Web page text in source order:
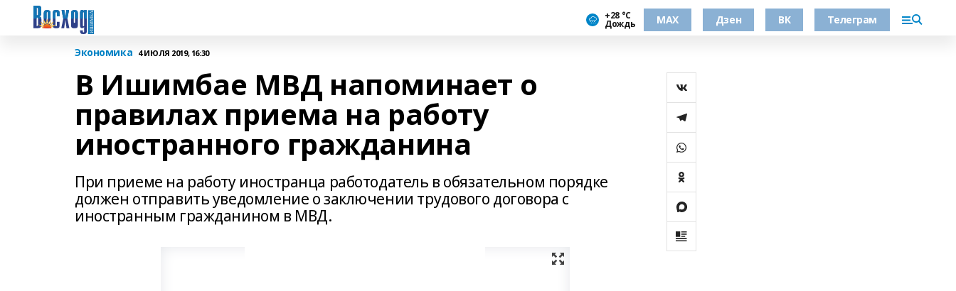
+28 °С
Дождь МАХ Дзен ВК Телеграм
Экономика 4 ИЮЛЯ 2019, 16:30
В Ишимбае МВД напоминает о
правилах приема на работу
иностранного гражданина
При приеме на работу иностранца работодатель в обязательном порядке
должен отправить уведомление о заключении трудового договора с
иностранным гражданином в МВД.